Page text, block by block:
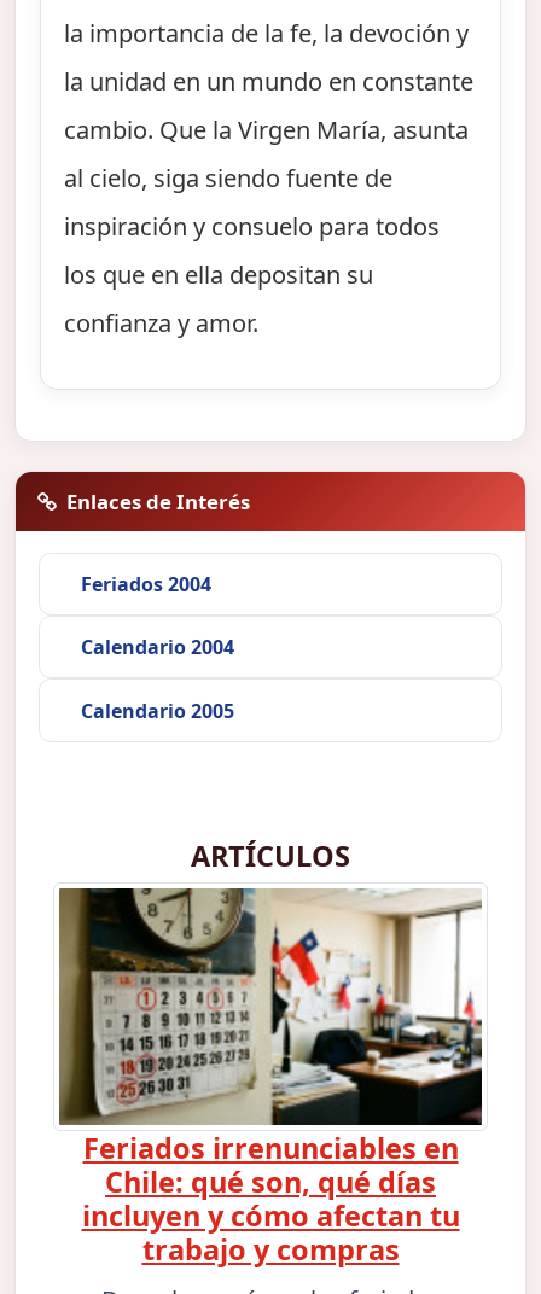
la importancia de la fe, la devoción y
la unidad en un mundo en constante
cambio. Que la Virgen María, asunta
al cielo, siga siendo fuente de
inspiración y consuelo para todos
los que en ella depositan su
confianza y amor.
Enlaces de Interés
Feriados 2004
Calendario 2004
Calendario 2005
ARTÍCULOS
Feriados irrenunciables en
Chile: qué son, qué días
incluyen y cómo afectan tu
trabajo y compras